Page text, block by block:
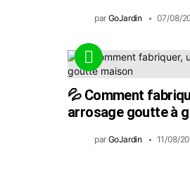
par GoJardin 07/08/
💦 Comment
arrosage goutte à
par GoJardin 11/08/